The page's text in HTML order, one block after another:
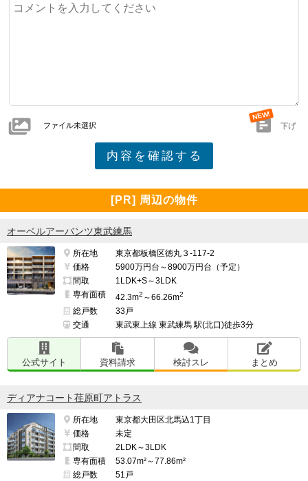
ファイル未選択 下げ
[PR] 周辺の物件
オーベルアーバンツ東武練馬
所在地
東京都板橋区徳丸３-117-2
価格
5900万円台～8900万円台（予定）
間取
1LDK+S～3LDK
専有面積
42.3m2 ～66.26m2
総戸数
33戸
交通
東武東上線 東武練馬 駅(北口)徒歩3分
公式サイト 資料請求 検討スレ まとめ
ディアナコート荏原町アトラス
所在地
東京都大田区北馬込1丁目
価格
未定
間取
2LDK～3LDK
専有面積
53.07m²～77.86m²
総戸数
51戸